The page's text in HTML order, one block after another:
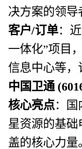
决方案的领导
客户/订单：
一体化”项目
信息中心等，
中国卫通
核心亮点：国
星资源的基础
盖的核心力量